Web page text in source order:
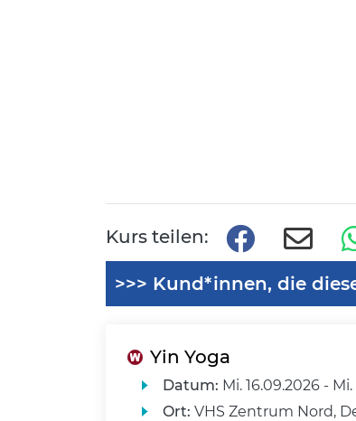
Kurs teilen:
>>> Kund*innen, die
Yin Yoga
Datum: Mi. 16.09.2026 - Mi.
Ort: VHS Zentrum Nord,